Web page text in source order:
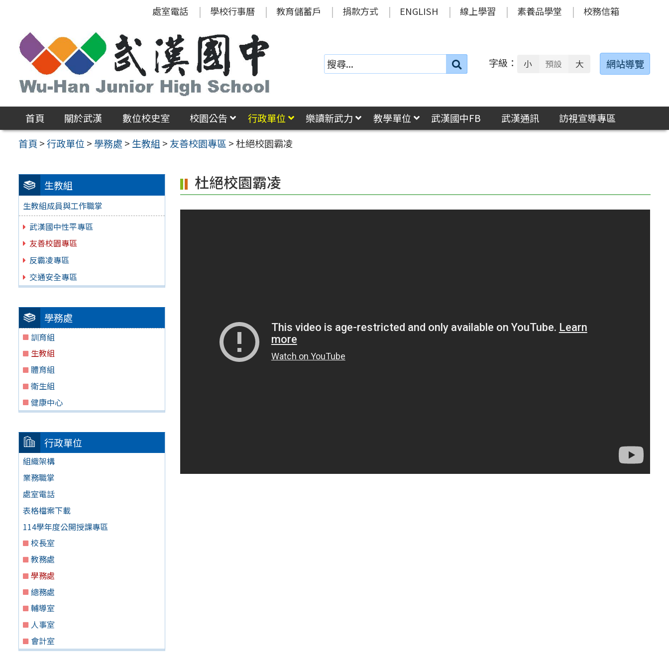
區
處室電話 學校行事曆 教育儲蓄戶 捐款方式 ENGLISH 線上學習 素養品學堂 校務信箱
搜
字級： 小 預設 大 網站導覽
首頁 關於武漢 數位校史室 校園公告 行政單位 樂讀新武力 教學單位 武漢國中FB 武漢通訊
訪視宣導專區
首頁 >行政單位 > 學務處 > 生教組 > 友善校園專區>杜絕校園霸凌
生教組
生教組成員與工作職掌
武漢國中性平專區
友善校園專區
反霸凌專區
交通安全專區
學務處
訓育組
生教組
體育組
衛生組
健康中心
行政單位
組織架構
業務職掌
處室電話
表格檔案下載
114學年度公開授課專區
校長室
教務處
學務處
總務處
輔導室
人事室
會計室
杜絕校園霸凌